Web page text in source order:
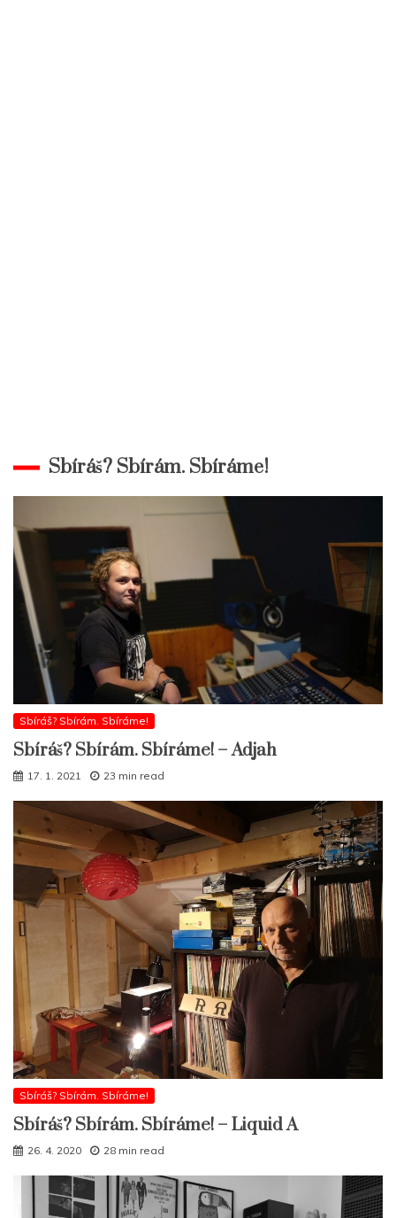
Sbíráš? Sbírám. Sbíráme!
Sbíráš? Sbírám. Sbíráme!
Sbíráš? Sbírám. Sbíráme! – Adjah
17. 1. 2021 23 min read
Sbíráš? Sbírám. Sbíráme!
Sbíráš? Sbírám. Sbíráme! – Liquid A
26. 4. 2020 28 min read